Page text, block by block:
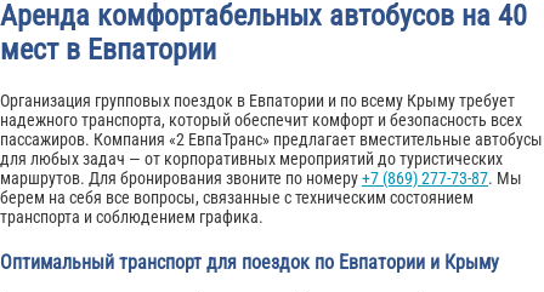
Аренда комфортабельных автобусов на 40
мест в Евпатории
Организация групповых поездок в Евпатории и по всему Крыму требует
надежного транспорта, который обеспечит комфорт и безопасность всех
пассажиров. Компания «2 ЕвпаТранс» предлагает вместительные автобусы
для любых задач — от корпоративных мероприятий до туристических
маршрутов. Для бронирования звоните по номеру+7 (869) 277-73-87. Мы
берем на себя все вопросы, связанные с техническим состоянием
транспорта и соблюдением графика.
Оптимальный транспорт для поездок по Евпатории и Крыму